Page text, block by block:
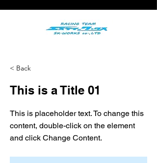
< Back
This is a Title 01
This is placeholder text. To change this
content, double-click on the element
and click Change Content.